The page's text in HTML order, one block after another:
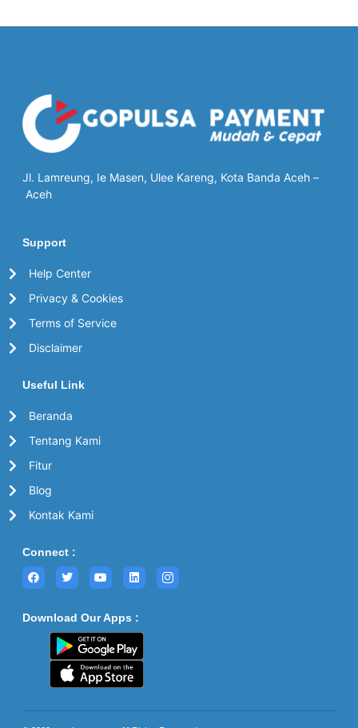
Useful Link
Beranda
Tentang Kami
Fitur
Blog
Kontak Kami
Support
Help Center
Privacy & Cookies
Terms of Service
Disclaimer
Jl. Lamreung, Ie Masen, Ulee Kareng, Kota Banda Aceh –
Aceh
Connect :
Download Our Apps :